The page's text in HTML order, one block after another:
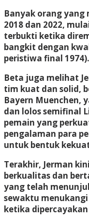
Banyak orang
2018 dan 2022,
terbukti ketika
bangkit dengan
peristiwa final 1974).
Beta juga melihat
tim kuat dan solid,
Bayern Muenchen,
dan lolos semifinal
pemain yang
pengalaman para
untuk bentuk
Terakhir, Jerman
berkualitas dan
yang telah
sewaktu
ketika